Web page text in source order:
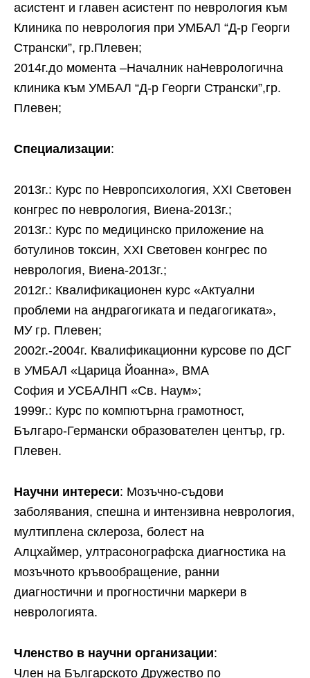
асистент и главен асистент по неврология към
Клиника по неврология при УМБАЛ “Д-р Георги
Странски”, гр.Плевен;
2014г.до момента –Началник наНеврологична
клиника към УМБАЛ “Д-р Георги Странски”,гр.
Плевен;
Специализации:
2013г.: Курс по Невропсихология, ХХІ Световен
конгрес по неврология, Виена-2013г.;
2013г.: Курс по медицинско приложение на
ботулинов токсин, ХХІ Световен конгрес по
неврология, Виена-2013г.;
2012г.: Квалификационен курс «Актуални
проблеми на андрагогиката и педагогиката»,
МУ гр. Плевен;
2002г.-2004г. Квалификационни курсове по ДСГ
в УМБАЛ «Царица Йоанна», ВМА
София и УСБАЛНП «Св. Наум»;
1999г.: Курс по компютърна грамотност,
Българо-Германски образователен център, гр.
Плевен.
Научни интереси: Мозъчно-съдови
заболявания, спешна и интензивна неврология,
мултиплена склероза, болест на
Алцхаймер, ултрасонографска диагностика на
мозъчното кръвообращение, ранни
диагностични и прогностични маркери в
неврологията.
Членство в научни организации:
Член на Българското Дружество по